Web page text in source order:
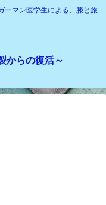
ーマン医学生による、膝と旅
からの復活～